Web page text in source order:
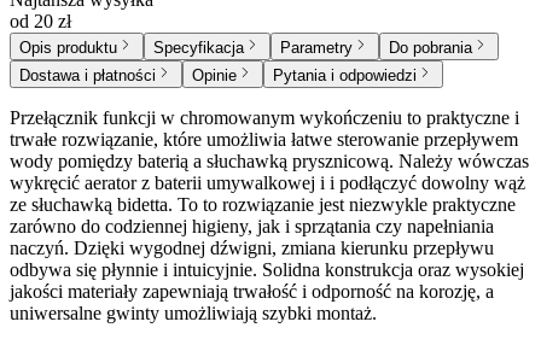
od 20 zł
Opis produktu Specyfikacja Parametry
Do pobrania
Dostawa i płatności
Opinie Pytania i odpowiedzi
Przełącznik funkcji w chromowanym wykończeniu to praktyczne i
trwałe rozwiązanie, które umożliwia łatwe sterowanie przepływem
wody pomiędzy baterią a słuchawką prysznicową. Należy wówczas
wykręcić aerator z baterii umywalkowej i i podłączyć dowolny wąż
ze słuchawką bidetta. To to rozwiązanie jest niezwykle praktyczne
zarówno do codziennej higieny, jak i sprzątania czy napełniania
naczyń. Dzięki wygodnej dźwigni, zmiana kierunku przepływu
odbywa się płynnie i intuicyjnie. Solidna konstrukcja oraz wysokiej
jakości materiały zapewniają trwałość i odporność na korozję, a
uniwersalne gwinty umożliwiają szybki montaż.